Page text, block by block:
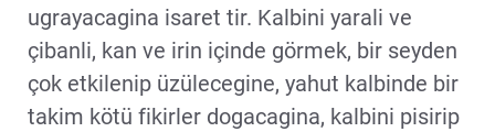
ugrayacagina isaret tir. Kalbini yarali ve
çibanli, kan ve irin içinde görmek, bir seyden
çok etkilenip üzülecegine, yahut kalbinde bir
takim kötü fikirler dogacagina, kalbini pisirip